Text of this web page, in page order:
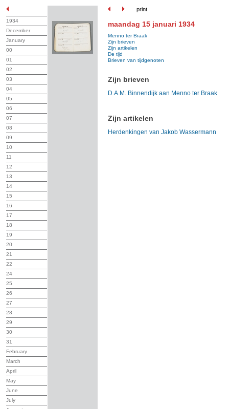
print
1934
December
January
00
01
02
03
04
05
06
07
08
09
10
11
12
13
14
15
16
17
18
19
20
21
22
24
25
26
27
28
29
30
31
February
March
April
May
June
July
maandag 15 januari 1934
Menno ter Braak
Zijn brieven
Zijn artikelen
De tijd
Brieven van tijdgenoten
Zijn brieven
D.A.M. Binnendijk aan Menno ter Braak
Zijn artikelen
Herdenkingen van Jakob Wassermann